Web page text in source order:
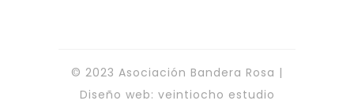
© 2023 Asociación Bandera Rosa |
Diseño web: veintiocho estudio